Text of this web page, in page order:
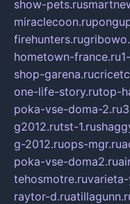
show-pets.ru
miraclecoon.ru
firehunters.ru
hometown-france.ru
shop-garena.ru
one-life-story.rutop-
poka-vse-doma-2.ru
g2012.rutst-1.ru
g-2012.ruops-mgr.ru
poka-vse-doma2.ru
tehosmotre.ru
raytor-d.ru